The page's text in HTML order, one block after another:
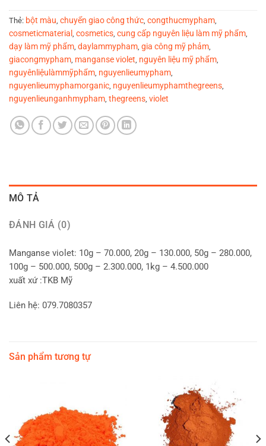
Thẻ: bột màu chuyển giao công thức congthucmypham
cosmeticmaterial cosmetics cung cấp nguyên liệu làm mỹ phẩm
dạy làm mỹ phẩm daylammypham gia công mỹ phảm
giacongmypham manganse violet nguyên liệu mỹ phẩm
nguyênliệulàmmỹphẩm nguyenlieumypham
nguyenlieumyphamorganic nguyenlieumyphamthegreens
nguyenlieunganhmypham thegreens violet
MÔ TẢ
ĐÁNH GIÁ (0)
Manganse violet: 10g – 70.000, 20g – 130.000, 50g – 280.000,
100g – 500.000, 500g – 2.300.000, 1kg – 4.500.000
xuất xứ :TKB Mỹ
Liên hệ: 079.7080357
Sản phẩm tương tự